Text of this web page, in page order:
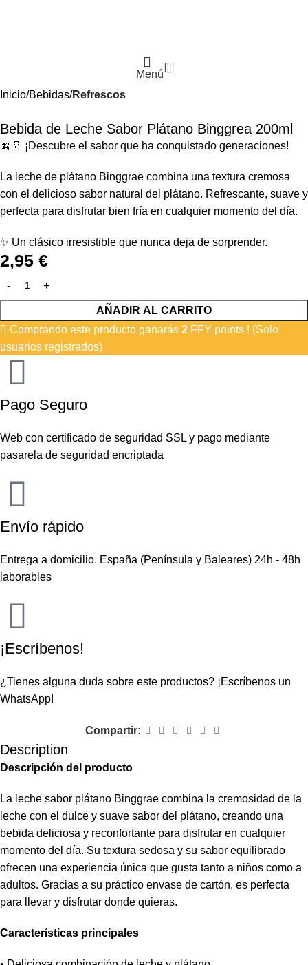
Menú
0
Inicio Bebidas Refrescos
Bebida de Leche Sabor Plátano Binggrea 200ml
🍌🥛 ¡Descubre el sabor que ha conquistado generaciones!
La leche de plátano Binggrae combina una textura cremosa
con el delicioso sabor natural del plátano. Refrescante, suave y
perfecta para disfrutar bien fría en cualquier momento del día.
✨ Un clásico irresistible que nunca deja de sorprender.
2,95 €
AÑADIR AL CARRITO
Comprando este producto ganarás 2 FFY points ! (Solo
usuarios registrados)
Pago Seguro
Web con certificado de seguridad SSL y pago mediante
pasarela de seguridad encriptada
Envío rápido
Entrega a domicilio. España (Península y Baleares) 24h - 48h
laborables
¡Escríbenos!
¿Tienes alguna duda sobre este productos? ¡Escríbenos un
WhatsApp!
Compartir:
Description
Descripción del producto
La leche sabor plátano Binggrae combina la cremosidad de la
leche con el dulce y suave sabor del plátano, creando una
bebida deliciosa y reconfortante para disfrutar en cualquier
momento del día. Su textura sedosa y su sabor equilibrado
ofrecen una experiencia única que gusta tanto a niños como a
adultos. Gracias a su práctico envase de cartón, es perfecta
para llevar y disfrutar donde quieras.
Características principales